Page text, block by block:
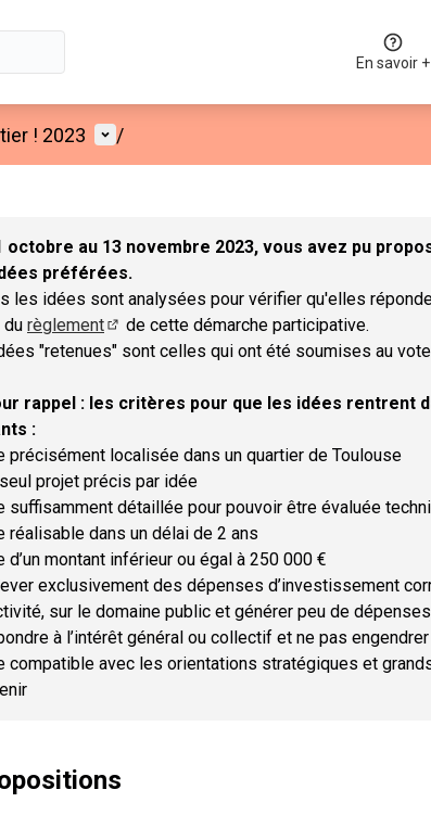
En savoir +
! 2023 Menu utilisateur
/
octobre au 13 novembre 2023, vous avez pu
préférées.
les idées sont analysées pour vérifier qu'elles
du règlement
(Lien externe)
de cette démarche participative.
"retenues" sont celles qui ont été soumises au
rappel : les critères pour que les idées rentrent
:
précisément localisée dans un quartier de Toulouse
projet précis par idée
suffisamment détaillée pour pouvoir être évaluée
réalisable dans un délai de 2 ans
d’un montant inférieur ou égal à 250 000 €
exclusivement des dépenses d’investissement
sur le domaine public et générer peu de
à l’intérêt général ou collectif et ne pas
compatible avec les orientations stratégiques et